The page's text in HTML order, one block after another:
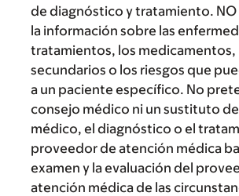
de diagnóstico y tratamiento.
la información sobre las
tratamientos, los medicamentos,
secundarios o los riesgos que
a un paciente específico. No
consejo médico ni un sustituto
médico, el diagnóstico o el
proveedor de atención médica
examen y la evaluación del
atención médica de las